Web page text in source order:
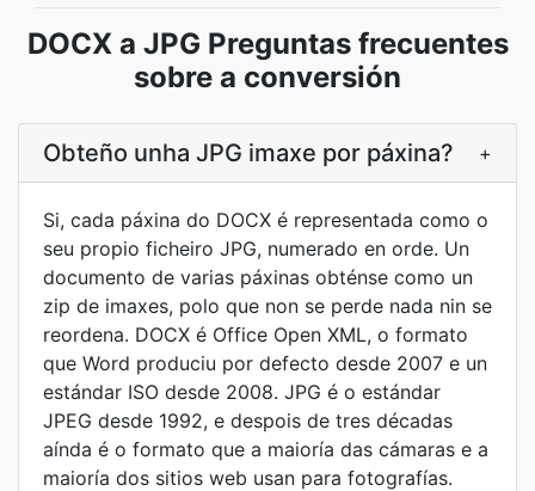
DOCX a JPG Preguntas frecuentes
sobre a conversión
Obteño unha JPG imaxe por páxina? +
Si, cada páxina do DOCX é representada como o
seu propio ficheiro JPG, numerado en orde. Un
documento de varias páxinas obténse como un
zip de imaxes, polo que non se perde nada nin se
reordena. DOCX é Office Open XML, o formato
que Word produciu por defecto desde 2007 e un
estándar ISO desde 2008. JPG é o estándar
JPEG desde 1992, e despois de tres décadas
aínda é o formato que a maioría das cámaras e a
maioría dos sitios web usan para fotografías.